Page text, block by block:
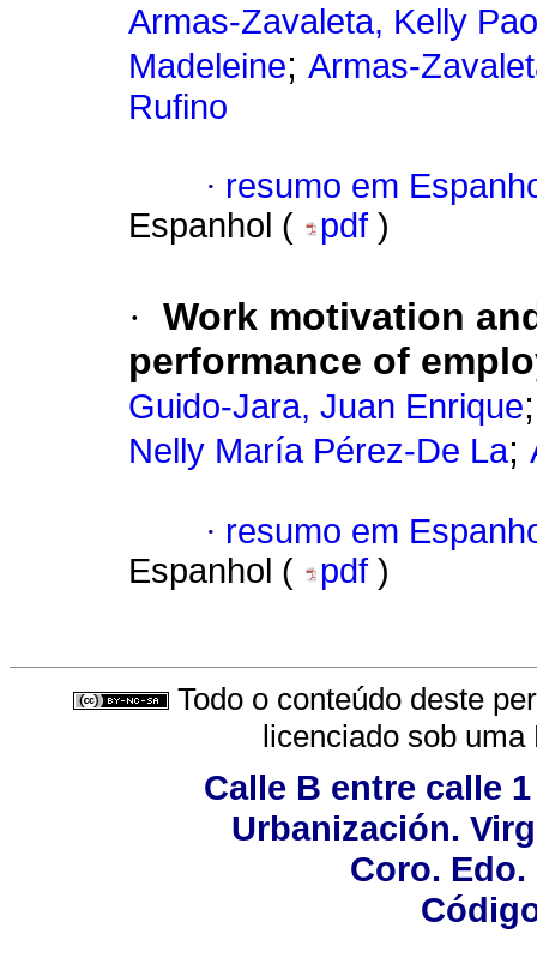
Armas-Zavaleta, Kelly
Madeleine; Armas-
Rufino
· resumo em
Espanhol (
pdf )
· Work motivation
performance of
Guido-Jara, Juan Enrique
Nelly María Pérez-De La;
· resumo em
Espanhol (
pdf )
Todo o conteúdo deste
licenciado sob uma
Calle B entre calle
Urbanización.
Coro. Edo.